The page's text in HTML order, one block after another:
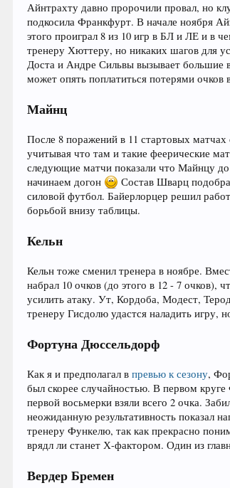
Айнтрахту давно пророчили провал, но
подкосила Франкфурт. В начале ноября
этого проиграл 8 из 10 игр в БЛ и ЛЕ и в
тренеру Хюттеру, но никаких шагов для
Доста и Андре Сильвы вызывает большие
может опять поплатиться потерями
Майнц
После 8 поражений в 11 стартовых
учитывая что там и такие феерические
следующие матчи показали что Майнцу до
начинаем догон
Состав Шварц
силовой футбол. Байерлорцер решил
борьбой внизу таблицы.
Кельн
Кельн тоже сменил тренера в ноябре.
набрал 10 очков (до этого в 12 - 7 очков),
усилить атаку. Ут, Кордоба, Модест,
тренеру Гисдолю удастся наладить
Фортуна Дюссельдорф
Как я и предполагал впревью к сезону,
был скорее случайностью. В первом
первой восьмерки взяли всего 2 очка.
неожиданную результативность показал
тренеру Функелю, так как прекрасно
врядл ли станет Х-фактором. Один из
Вердер Бремен